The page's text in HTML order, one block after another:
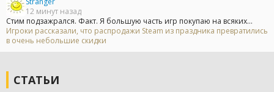
12 минут назад
Стим подзажрался. Факт. Я большую часть игр покупаю на всяких...
Игроки рассказали, что распродажи Steam из праздника превратились
в очень небольшие скидки
СТАТЬИ